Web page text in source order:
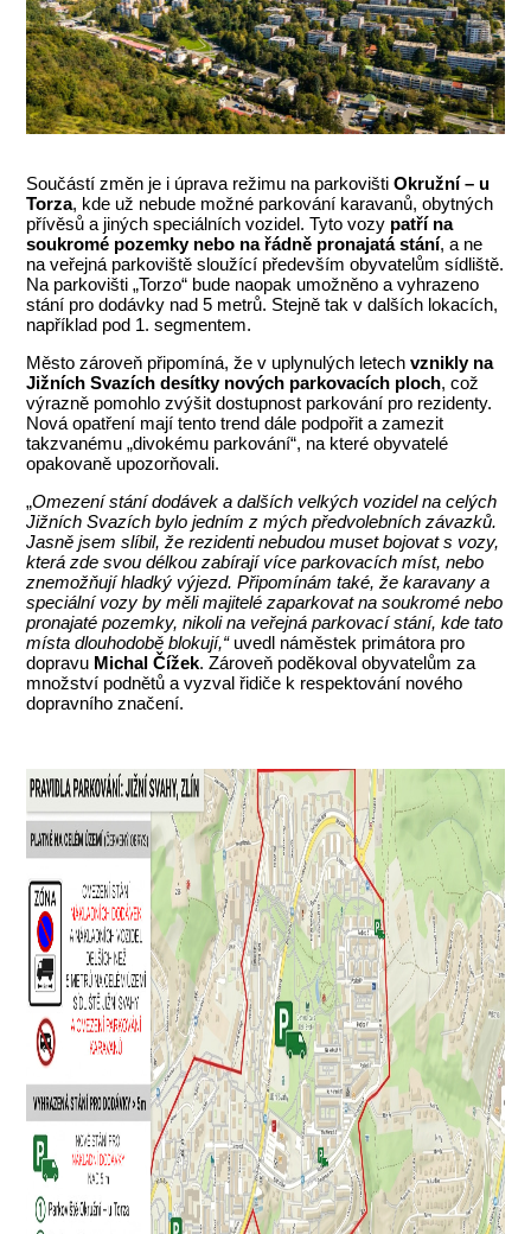
Součástí změn je i úprava režimu na parkovištiOkružní – u
Torza, kde už nebude možné parkování karavanů, obytných
přívěsů a jiných speciálních vozidel. Tyto vozy patří na
soukromé pozemky nebo na řádně pronajatá stání, a ne
na veřejná parkoviště sloužící především obyvatelům sídliště.
Na parkovišti „Torzo“ bude naopak umožněno a vyhrazeno
stání pro dodávky nad 5 metrů. Stejně tak v dalších lokacích,
například pod 1. segmentem.
Město zároveň připomíná, že v uplynulých letechvznikly na
Jižních Svazích desítky nových parkovacích ploch, což
výrazně pomohlo zvýšit dostupnost parkování pro rezidenty.
Nová opatření mají tento trend dále podpořit a zamezit
takzvanému „divokému parkování“, na které obyvatelé
opakovaně upozorňovali.
„Omezení stání dodávek a dalších velkých vozidel na celých
Jižních Svazích bylo jedním z mých předvolebních závazků.
Jasně jsem slíbil, že rezidenti nebudou muset bojovat s vozy,
která zde svou délkou zabírají více parkovacích míst, nebo
znemožňují hladký výjezd. Připomínám také, že karavany a
speciální vozy by měli majitelé zaparkovat na soukromé nebo
pronajaté pozemky, nikoli na veřejná parkovací stání, kde tato
místa dlouhodobě blokují,“ uvedl náměstek primátora pro
dopravu Michal Čížek. Zároveň poděkoval obyvatelům za
množství podnětů a vyzval řidiče k respektování nového
dopravního značení.